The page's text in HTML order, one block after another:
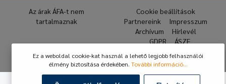
© 2026 Hafner Pneumatika
Az árak ÁFA-t nem
tartalmaznak
Cookie beállítások
Partnereink
Impresszum
Archívum
Hírlevél
GDPR
ÁSZF
Ez a weboldal cookie-kat használ a lehető legjobb felhasználói
élmény biztosítása érdekében. További információ...